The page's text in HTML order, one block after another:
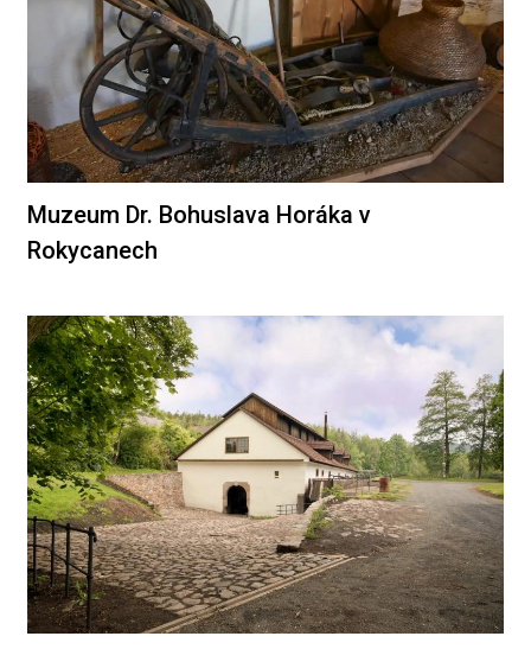
Muzeum Dr. Bohuslava Horáka v
Rokycanech